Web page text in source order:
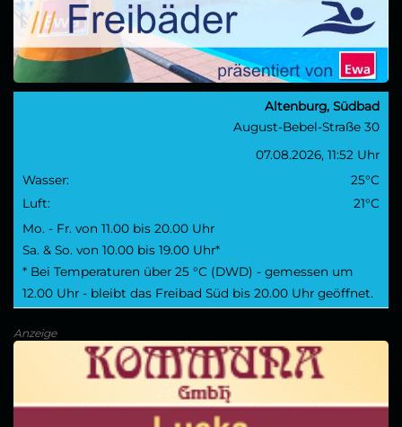
Altenburg, Südbad
August-Bebel-Straße 30
07.08.2026, 11:52 Uhr
Wasser:
25°C
Luft:
21°C
Mo. - Fr. von 11.00 bis 20.00 Uhr
Sa. & So. von 10.00 bis 19.00 Uhr*
* Bei Temperaturen über 25 °C (DWD) - gemessen um
12.00 Uhr - bleibt das Freibad Süd bis 20.00 Uhr geöffnet.
Anzeige